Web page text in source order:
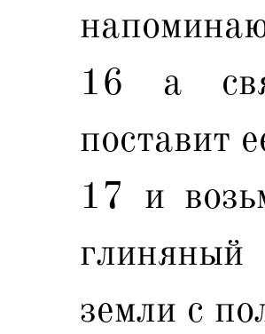
16 а
поставит
17 и
земли с